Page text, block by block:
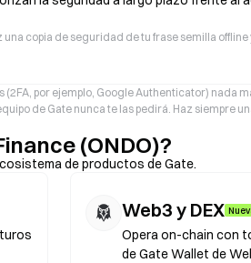
copia de seguridad de tu frase semilla
por ejemplo, Google Authenticator) nada
de Gate nunca te las pedirá. Haz siempre
(ONDO)?
de productos de Gate.
Web3 y DEX
Opera on-chain con
de Gate Wallet de